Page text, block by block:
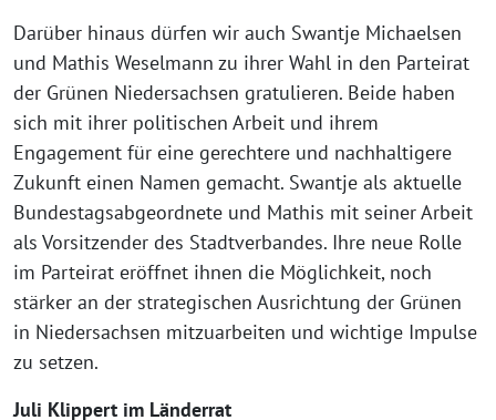
Darüber hinaus dürfen wir auch Swantje Michaelsen
und Mathis Weselmann zu ihrer Wahl in den Parteirat
der Grünen Niedersachsen gratulieren. Beide haben
sich mit ihrer politischen Arbeit und ihrem
Engagement für eine gerechtere und nachhaltigere
Zukunft einen Namen gemacht. Swantje als aktuelle
Bundestagsabgeordnete und Mathis mit seiner Arbeit
als Vorsitzender des Stadtverbandes. Ihre neue Rolle
im Parteirat eröffnet ihnen die Möglichkeit, noch
stärker an der strategischen Ausrichtung der Grünen
in Niedersachsen mitzuarbeiten und wichtige Impulse
zu setzen.
Juli Klippert im Länderrat